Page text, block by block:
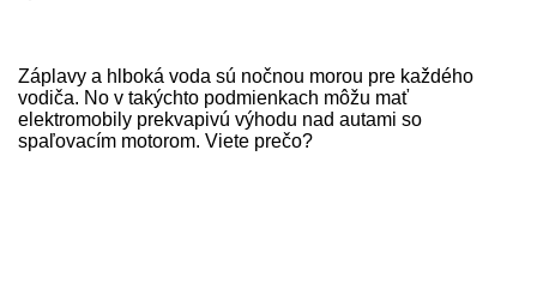
Záplavy a hlboká voda sú nočnou morou pre každého
vodiča. No v takýchto podmienkach môžu mať
elektromobily prekvapivú výhodu nad autami so
spaľovacím motorom. Viete prečo?